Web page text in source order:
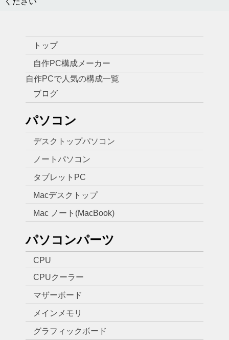
トップ
自作PC構成メーカー
自作PCで人気の構成一覧
ブログ
パソコン
デスクトップパソコン
ノートパソコン
タブレットPC
Macデスクトップ
Mac ノート(MacBook)
パソコンパーツ
CPU
CPUクーラー
マザーボード
メインメモリ
グラフィックボード